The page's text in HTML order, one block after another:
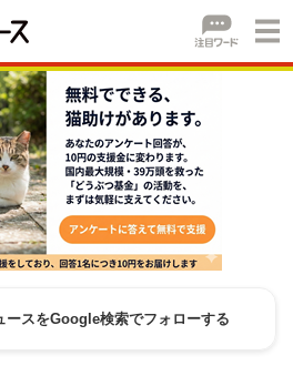
ースをGoogle検索でフォローする